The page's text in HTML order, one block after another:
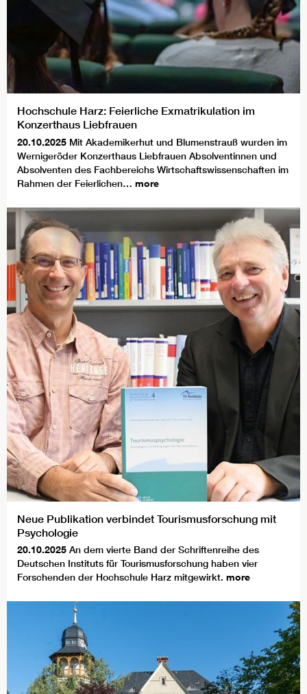
Hochschule Harz: Feierliche Exmatrikulation im
Konzerthaus Liebfrauen
20.10.2025 Mit Akademikerhut und Blumenstrauß wurden im
Wernigeröder Konzerthaus Liebfrauen Absolventinnen und
Absolventen des Fachbereichs Wirtschaftswissenschaften im
Rahmen der Feierlichen… more
Neue Publikation verbindet Tourismusforschung mit
Psychologie
20.10.2025 An dem vierte Band der Schriftenreihe des
Deutschen Instituts für Tourismusforschung haben vier
Forschenden der Hochschule Harz mitgewirkt. more